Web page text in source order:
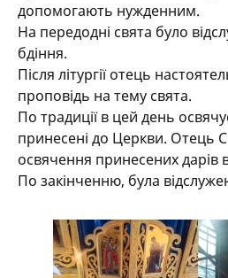
допомогають нужденним.
На передодні свята було
бдіння.
Після літургії отець
проповідь на тему свята.
По традиції в цей день
принесені до Церкви. Отець
освячення принесених дарів
По закінченню, була